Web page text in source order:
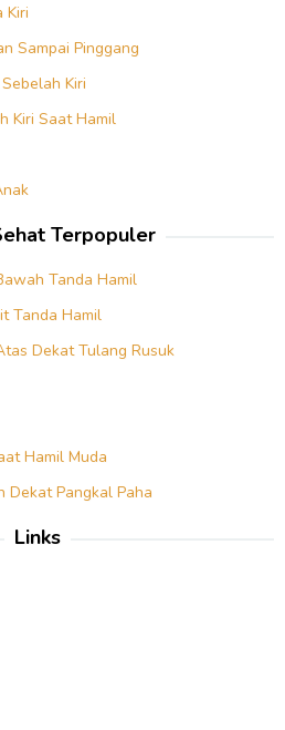
Kiri
Sampai Pinggang
Kiri
Kiri Saat Hamil
Terpopuler
Tanda Hamil
Tanda Hamil
Dekat Tulang Rusuk
Hamil Muda
Dekat Pangkal Paha
Links